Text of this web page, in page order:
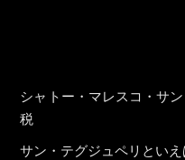
シャトー・マレスコ・サ
税
サン・テグジュペリといえ